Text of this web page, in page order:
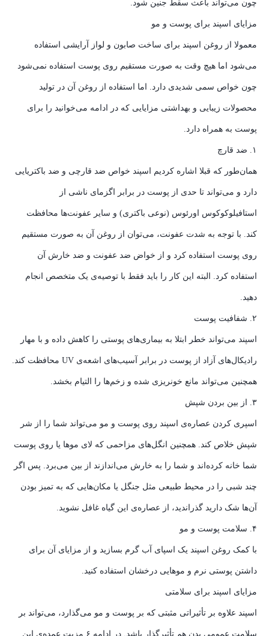
چون می‌تواند باعث سقط جنین شود.
مزایای اسپند برای پوست و مو
معمولا از روغن اسپند برای ساخت صابون و لواز آرایشی استفاده
می‌شود اما هیچ وقت به صورت مستقیم روی پوست استفاده نمی‌شود
چون خواص سمی شدیدی دارد. اما استفاده از روغن آن در تولید
محصولات زیبایی و بهداشتی مزایایی که در ادامه می‌خوانید را برای
پوست به همراه دارد.
۱. ضد قارچ
همان‌طور که قبلا اشاره کردیم اسپند خواص ضد قارچی و ضد باکتریایی
دارد و می‌تواند تا حدی از پوست در برابر اگزمای ناشی از
استافیلوکوکوس اورئوس (نوعی باکتری) و سایر عفونت‌ها محافظت
کند. با توجه به شدت عفونت، می‌توان از روغن آن به صورت مستقیم
روی پوست استفاده کرد و از خواض ضد عفونت و ضد خارش آن
استفاده کرد. البته این کار را باید فقط با توصیه‌ی یک متخصص انجام
دهید.
۲. شفافیت پوست
اسپند می‌تواند خطر ابتلا به بیماری‌های پوستی را کاهش داده و با مهار
رادیکال‌های آزاد از پوست در برابر آسیب‌های اشعه‌ی UV محافظت کند.
همچنین می‌تواند مانع خونریزی شده و زخم‌ها را التیام بخشد.
۳. از بین بردن شپش
اسپری کردن عصاره‌ی اسپند روی پوست و مو می‌تواند شما را از شر
شپش خلاص کند. همچنین انگل‌های مزاحمی که لای موها یا روی پوست
شما خانه کرده‌اند و شما را به خارش می‌اندازند از بین می‌برد. پس اگر
چند شبی را در محیط طبیعی مثل جنگل یا مکان‌هایی که به تمیز بودن
آن‌ها شک دارید گذراندید، از عصار‌ه‌ی این گیاه غافل نشوید.
۴. سلامت پوست و مو
با کمک روغن اسپند یک اسپای آب گرم بسازید و از مزایای آن برای
داشتن پوستی نرم و موهایی درخشان استفاده کنید.
مزایای اسپند برای سلامتی
اسپند علاوه بر تأثیراتی مثبتی که بر پوست و مو می‌گذارد، می‌تواند بر
سلامت عمومی بدن هم تأثیرگذار باشد. در ادامه ۶ مزیت عمده‌ی این